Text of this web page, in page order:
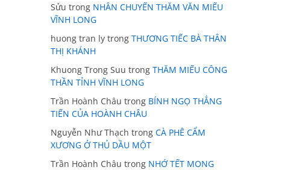
Sửu trong NHÂN CHUYẾN THĂM VĂN MIẾU
VĨNH LONG
huong tran ly trong THƯƠNG TIẾC BÀ THÂN
THỊ KHÁNH
Khuong Trong Suu trong THĂM MIẾU CÔNG
THẦN TỈNH VĨNH LONG
Trần Hoành Châu trong BÍNH NGỌ THẲNG
TIẾN CỦA HOÀNH CHÂU
Nguyễn Như Thạch trong CÀ PHÊ CẨM
XƯƠNG Ở THỦ DẦU MỘT
Trần Hoành Châu trong NHỚ TẾT MONG